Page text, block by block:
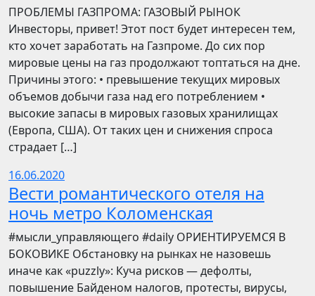
ПРОБЛЕМЫ ГАЗПРОМА: ГАЗОВЫЙ РЫНОК
Инвесторы, привет! Этот пост будет интересен тем,
кто хочет заработать на Газпроме. До сих пор
мировые цены на газ продолжают топтаться на дне.
Причины этого: • превышение текущих мировых
объемов добычи газа над его потреблением •
высокие запасы в мировых газовых хранилищах
(Европа, США). От таких цен и снижения спроса
страдает […]
16.06.2020
Вести романтического отеля на
ночь метро Коломенская
​​#мысли_управляющего #daily ОРИЕНТИРУЕМСЯ В
БОКОВИКЕ Обстановку на рынках не назовешь
иначе как «puzzly»: Куча рисков — дефолты,
повышение Байденом налогов, протесты, вирусы,